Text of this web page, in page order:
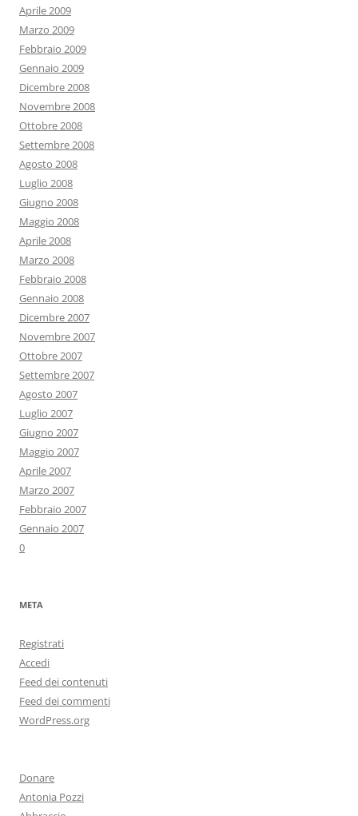
Aprile 2009
Marzo 2009
Febbraio 2009
Gennaio 2009
Dicembre 2008
Novembre 2008
Ottobre 2008
Settembre 2008
Agosto 2008
Luglio 2008
Giugno 2008
Maggio 2008
Aprile 2008
Marzo 2008
Febbraio 2008
Gennaio 2008
Dicembre 2007
Novembre 2007
Ottobre 2007
Settembre 2007
Agosto 2007
Luglio 2007
Giugno 2007
Maggio 2007
Aprile 2007
Marzo 2007
Febbraio 2007
Gennaio 2007
0
META
Registrati
Accedi
Feed dei contenuti
Feed dei commenti
WordPress.org
Donare
Antonia Pozzi